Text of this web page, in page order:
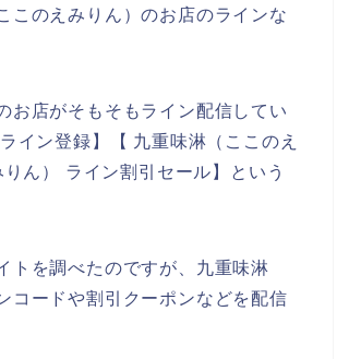
このえみりん）のお店のラインな
お店がそもそもライン配信してい
イン登録】【 九重味淋（ここのえ
ん） ライン割引セール】という
トを調べたのですが、九重味淋
コードや割引クーポンなどを配信